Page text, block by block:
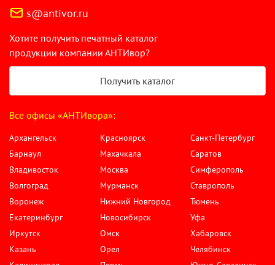
s@antivor.ru
Хотите получить печатный каталог
продукции компании АНТИвор?
Получить каталог
Все офисы «АНТИвора»:
Архангельск
Барнаул
Владивосток
Волгоград
Воронеж
Екатеринбург
Иркутск
Казань
Красноярск
Махачкала
Москва
Мурманск
Нижний Новгород
Новосибирск
Омск
Орел
Санкт-Петербург
Саратов
Симферополь
Ставрополь
Тюмень
Уфа
Хабаровск
Челябинск